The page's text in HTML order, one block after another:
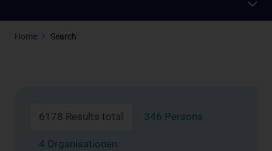
Home Search
6178 Results total 346 Persons
4 Organisationen